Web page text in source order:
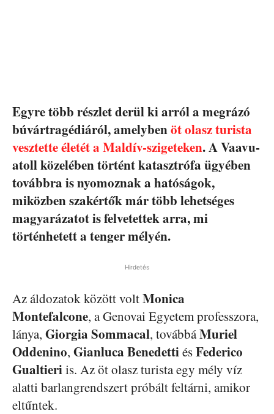
Egyre több részlet derül ki arról a megrázó
búvártragédiáról, amelybenöt olasz turista
vesztette életét a Maldív-szigeteken. A Vaavu-
atoll közelében történt katasztrófa ügyében
továbbra is nyomoznak a hatóságok,
miközben szakértők már több lehetséges
magyarázatot is felvetettek arra, mi
történhetett a tenger mélyén.
Hirdetés
Az áldozatok között voltMonica
Montefalcone, a Genovai Egyetem professzora,
lánya, Giorgia Sommacal, továbbáMuriel
Oddenino, Gianluca BenedettiésFederico
Gualtieriis. Az öt olasz turista egy mély víz
alatti barlangrendszert próbált feltárni, amikor
eltűntek.